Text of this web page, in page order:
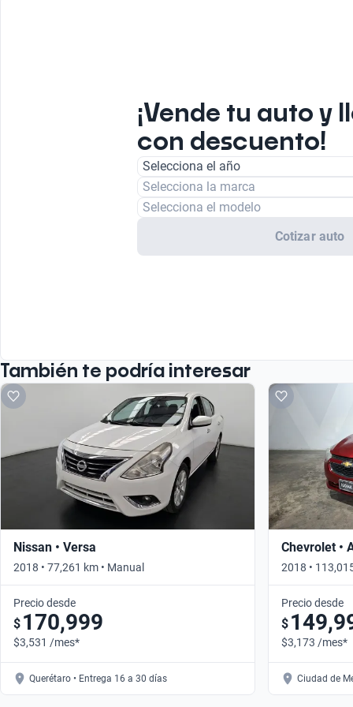
¡Vende tu auto y
con descuento!
Selecciona el año
Selecciona la marca
Selecciona el modelo
Cotizar auto
También te podría interesar
Nissan • Versa
2018 • 77,261 km • Manual
Precio desde
$ 170,999
$3,531 /mes*
Querétaro • Entrega 16 a 30 días
Chevrolet •
2018 •
Precio desde
$
$3,173 /mes*
Ciudad de